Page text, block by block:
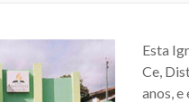
Esta
Ce,
anos,